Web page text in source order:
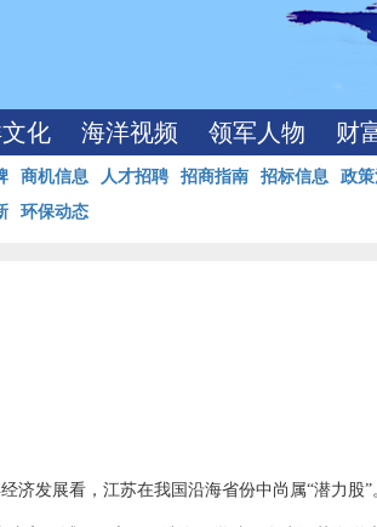
化 海洋视频 领军人物 财
商机信息 人才招聘 招商指南 招标信息 政
环保动态
发展看，江苏在我国沿海省份中尚属“潜力股”